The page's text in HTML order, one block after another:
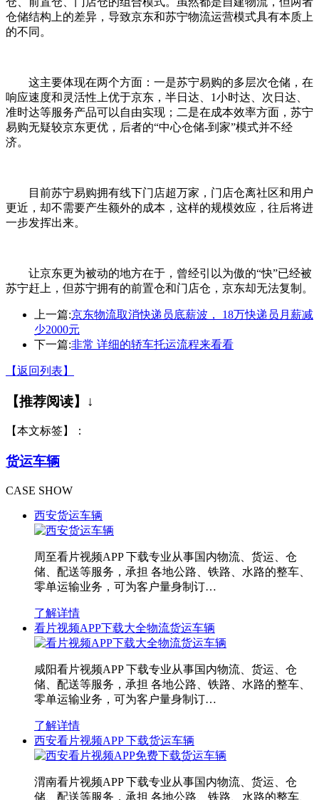
仓储结构上的差异，导致京东和苏宁物流运营模式具有本质上
的不同。
这主要体现在两个方面：一是苏宁易购的多层次仓储，在
响应速度和灵活性上优于京东，半日达、1小时达、次日达、
准时达等服务产品可以自由实现；二是在成本效率方面，苏宁
易购无疑较京东更优，后者的“中心仓储-到家”模式并不经
济。
目前苏宁易购拥有线下门店超万家，门店仓离社区和用户
更近，却不需要产生额外的成本，这样的规模效应，往后将进
一步发挥出来。
让京东更为被动的地方在于，曾经引以为傲的“快”已经被
苏宁赶上，但苏宁拥有的前置仓和门店仓，京东却无法复制。
上一篇:京东物流取消快递员底薪波， 18万快递员月薪减
少2000元
下一篇:非常 详细的轿车托运流程来看看
【返回列表】
【推荐阅读】↓
【本文标签】：
货运车辆
CASE SHOW
西安货运车辆
周至看片视频APP 下载专业从事国内物流、货运、仓
储、配送等服务，承担 各地公路、铁路、水路的整车、
零单运输业务，可为客户量身制订…
了解详情
看片视频APP下载大全物流货运车辆
咸阳看片视频APP 下载专业从事国内物流、货运、仓
储、配送等服务，承担 各地公路、铁路、水路的整车、
零单运输业务，可为客户量身制订…
了解详情
西安看片视频APP 下载货运车辆
渭南看片视频APP 下载专业从事国内物流、货运、仓
储、配送等服务，承担 各地公路、铁路、水路的整车、